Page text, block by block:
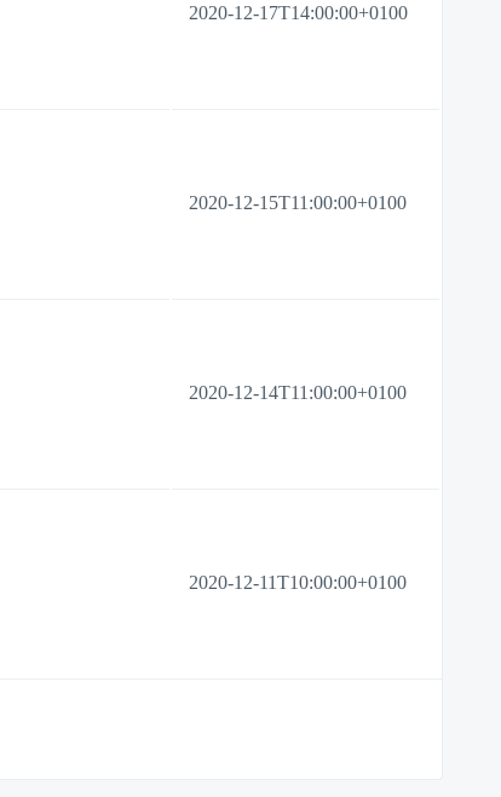
2020-12-17T14:00:00+0100
2020-12-15T11:00:00+0100
2020-12-14T11:00:00+0100
2020-12-11T10:00:00+0100